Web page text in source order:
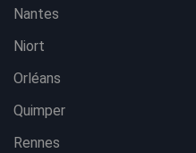
Nantes
Niort
Orléans
Quimper
Rennes